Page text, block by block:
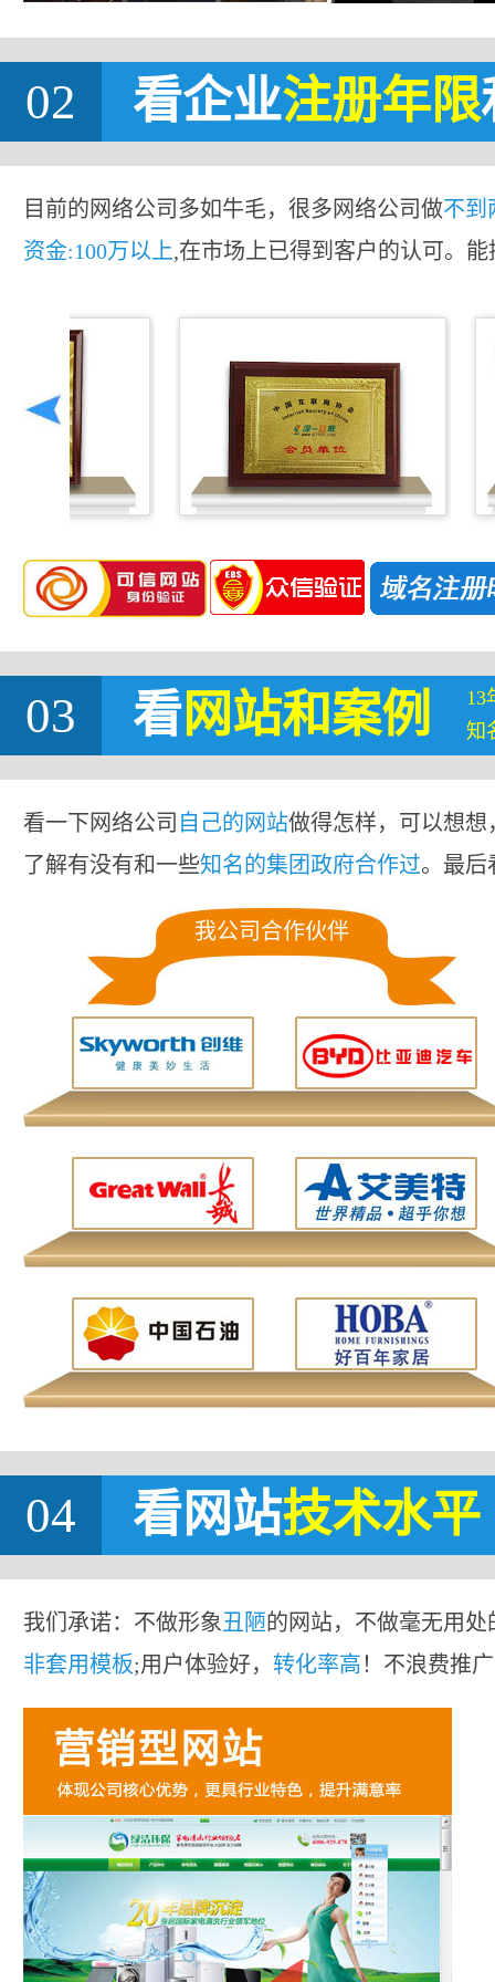
02 看企业注册年限
目前的网络公司多如牛毛，很多网络公司做不到
资金:100万以上,在市场上已得到客户的认可。
03 看网站和案例
13
知
看一下网络公司 自己的网站做得怎样，可以想
了解有没有和一些知名的集团政府合作过。最后
我公司合作伙伴
04 看网站技术水平
我们承诺：不做形象丑陋的网站，不做毫无用处
非套用模板;用户体验好， 转化率高！不浪费推